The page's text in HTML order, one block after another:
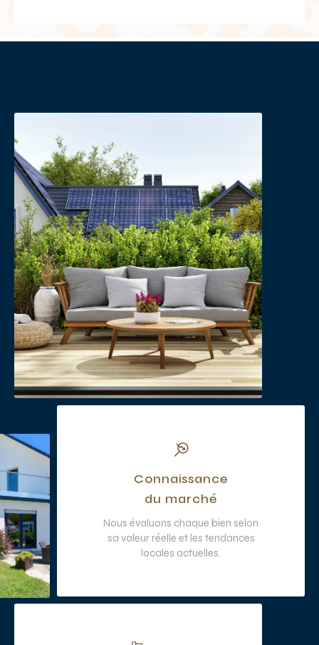
Connaissance
du marché
Nous évaluons chaque bien selon
sa valeur réelle et les tendances
locales actuelles.